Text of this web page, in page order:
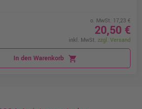
o. MwSt. 17,23 €
20,50 €
inkl. MwSt. zzgl. Versand
In den Warenkorb shopping_cart